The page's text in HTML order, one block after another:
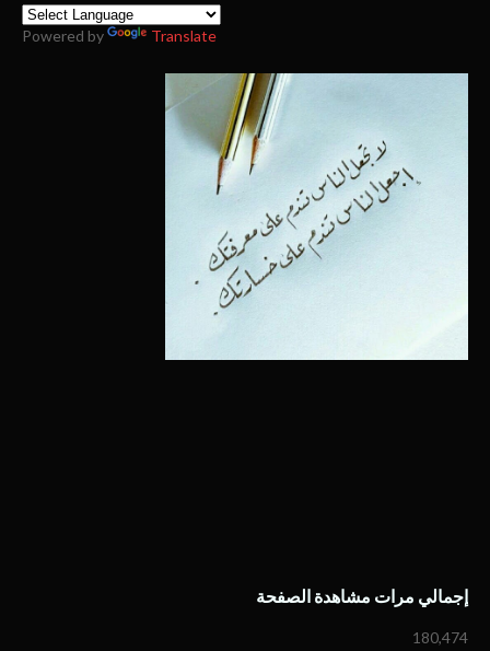
Powered by Translate
إجمالي مرات مشاهدة الصفحة
180,474